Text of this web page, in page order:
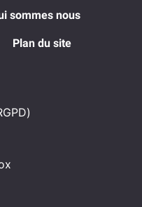
sommes nous
Plan du site